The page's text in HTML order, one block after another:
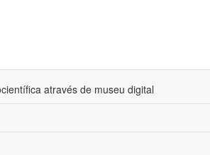
através de museu digital